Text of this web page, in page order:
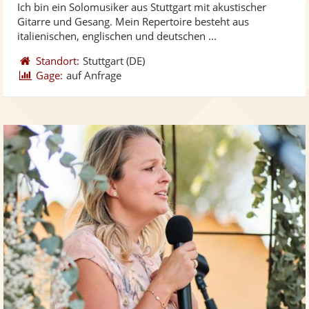
5
Ich bin ein Solomusiker aus Stuttgart mit akustischer
Gitarre und Gesang. Mein Repertoire besteht aus
italienischen, englischen und deutschen ...
Standort: Stuttgart (DE)
Gage: auf Anfrage